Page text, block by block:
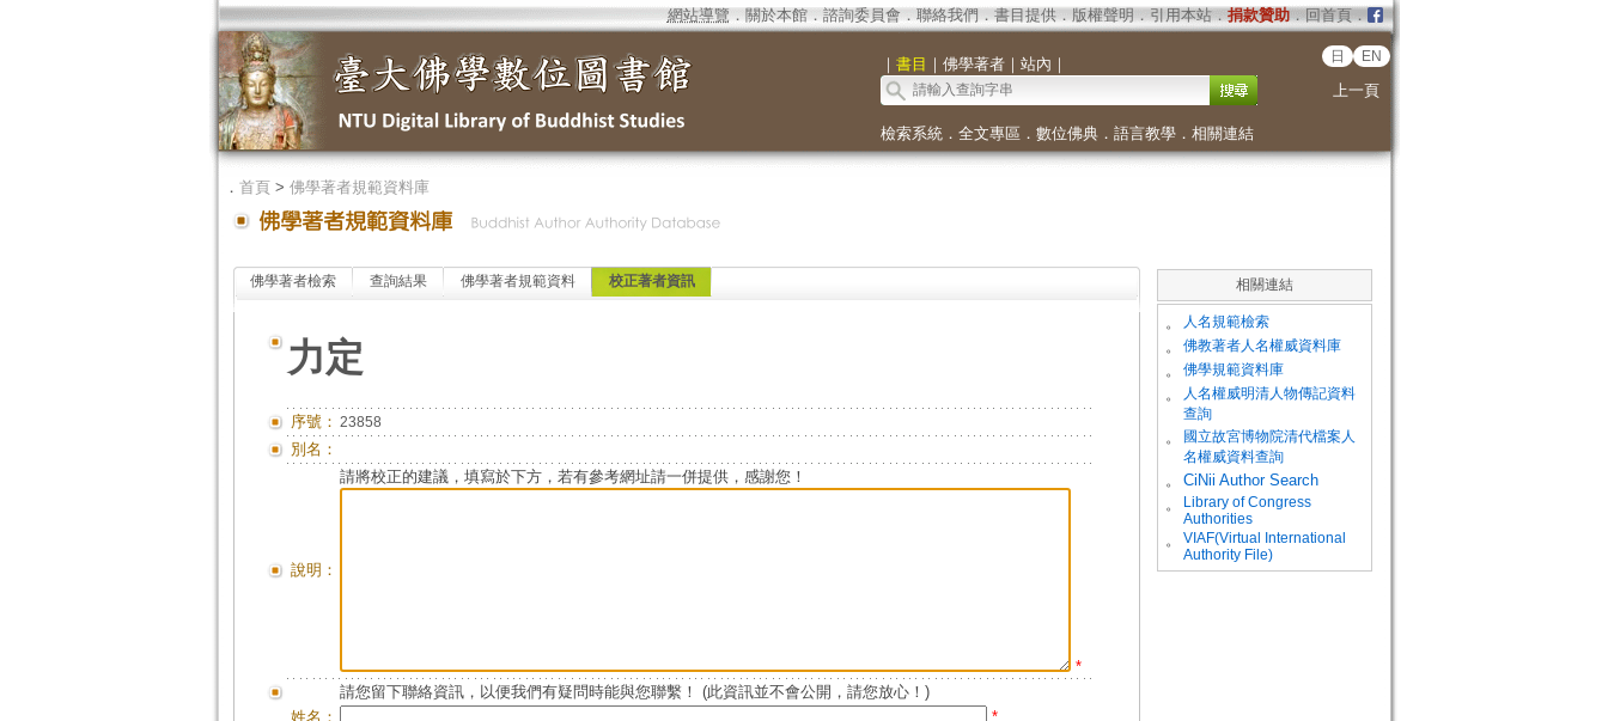
網站導覽 ． 關於本館． 諮詢委員會． 聯絡我們 ． 書目提供． 版權聲明 ． 引用本站． 捐款贊助．回首頁．
｜ 書目 ｜ 佛學著者｜ 站內 ｜ 日 EN
上一頁
檢索系統． 全文專區 ． 數位佛典． 語言教學． 相關連結
． 首頁> 佛學著者規範資料庫
佛學著者檢索 查詢結果 佛學著者規範資料 校正著者資訊
力定
序號： 23858
別名：
說明：
請將校正的建議，填寫於下方，若有參考網址請一併提供，感謝您！
*
請您留下聯絡資訊，以便我們有疑問時能與您聯繫！ (此資訊並不會公開，請您放心！)
姓名：
*
相關連結
。 人名規範檢索
。 佛教著者人名權威資料庫
。 佛學規範資料庫
。
人名權威明清人物傳記資料
查詢
。
國立故宮博物院清代檔案人
名權威資料查詢
。
CiNii Author Search
。
Library of Congress
Authorities
。
VIAF(Virtual International
Authority File)